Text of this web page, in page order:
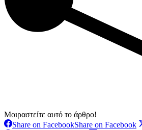
Μοιραστείτε αυτό το άρθρο!
Share on FacebookShare on Facebook